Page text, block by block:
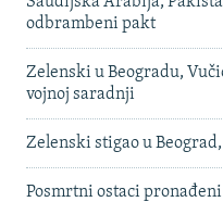
odbrambeni pakt
Zelenski u Beogradu,
vojnoj saradnji
Zelenski stigao u
Posmrtni ostaci